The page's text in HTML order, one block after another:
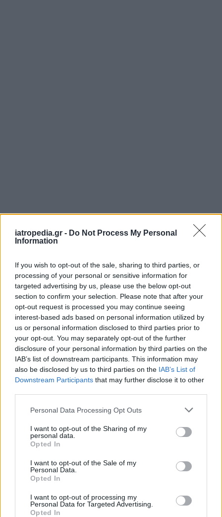
iatropedia.gr - Do Not Process My Personal
Information
If you wish to opt-out of the sale, sharing to third parties, or
processing of your personal or sensitive information for
targeted advertising by us, please use the below opt-out
section to confirm your selection. Please note that after your
opt-out request is processed you may continue seeing
interest-based ads based on personal information utilized by
us or personal information disclosed to third parties prior to
your opt-out. You may separately opt-out of the further
disclosure of your personal information by third parties on the
IAB’s list of downstream participants. This information may
also be disclosed by us to third parties on the IAB’s List of
Downstream Participants that may further disclose it to other
Personal Data Processing Opt Outs
I want to opt-out of the Sharing of my
personal data.
Opted In
I want to opt-out of the Sale of my
Personal Data.
Opted In
I want to opt-out of processing my
Personal Data for Targeted Advertising.
Opted In
ΕΦΗΜΕΡΕΥΟΝΤΑ ΝΟΣΟΚΟΜΕΙΑ
Δείτε ποιάνοσοκομείαεφημερεύουν